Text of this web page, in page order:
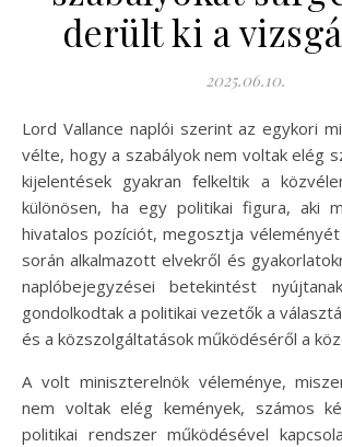
derült ki a
2025.06.10.
Lord Vallance naplói szerint az egykori miniszterelnök úgy
vélte, hogy a szabályok nem voltak elég
kijelentések gyakran felkeltik a
különösen, ha egy politikai figura, aki
hivatalos pozíciót, megosztja
során alkalmazott elvekről és
naplóbejegyzései betekintést
gondolkodtak a politikai vezetők a
és a közszolgáltatások működéséről a
A volt miniszterelnök véleménye,
nem voltak elég kemények, számos
politikai rendszer működésével